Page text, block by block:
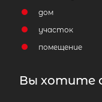
дом
участок
помещение
Вы хотите